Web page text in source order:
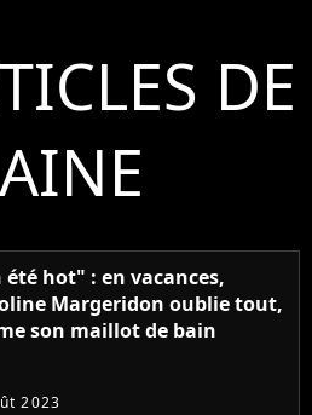
DE
été hot" : en vacances,
Margeridon oublie tout,
son maillot de bain
2023